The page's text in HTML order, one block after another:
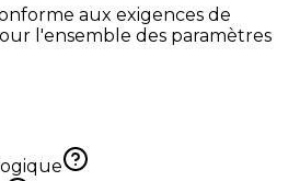
aux exigences de
l'ensemble des paramètres